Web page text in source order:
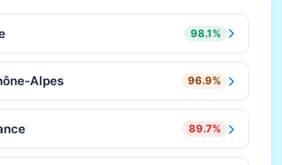
98.1%
Alpes 96.9%
89.7%